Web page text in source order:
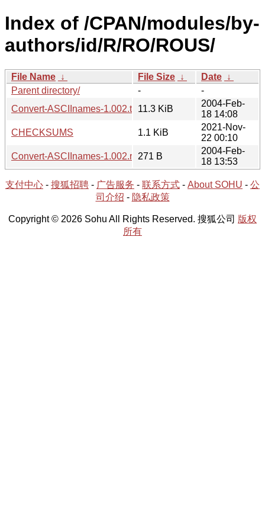
Index of /CPAN/modules/by-
authors/id/R/RO/ROUS/
File Name ↓ File Size ↓ Date ↓
Parent directory/
-
-
Convert-ASCIInames-1.002.tar.gz11.3 KiB
2004-Feb-
18 14:08
CHECKSUMS
1.1 KiB
2021-Nov-
22 00:10
Convert-ASCIInames-1.002.readme
271 B
2004-Feb-
18 13:53
支付中心 - 搜狐招聘 - 广告服务 - 联系方式 - About SOHU - 公
司介绍 - 隐私政策
Copyright © 2026 Sohu All Rights Reserved. 搜狐公司 版权
所有